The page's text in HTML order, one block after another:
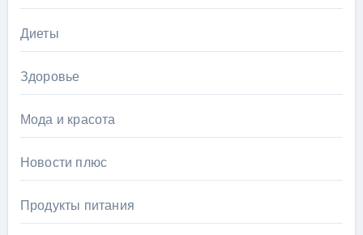
Диеты
Здоровье
Мода и красота
Новости плюс
Продукты питания